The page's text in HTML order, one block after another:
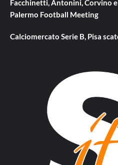
Facchinetti, Antonini, Corvino
Palermo Football Meeting
Calciomercato Serie B, Pisa